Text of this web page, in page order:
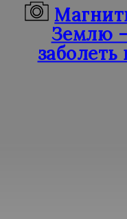
Землю
заболеть